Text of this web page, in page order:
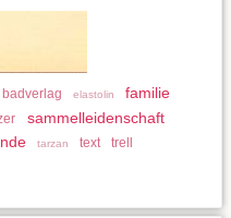
badverlag elastolin familie
sammelleidenschaft
tarzan text trell